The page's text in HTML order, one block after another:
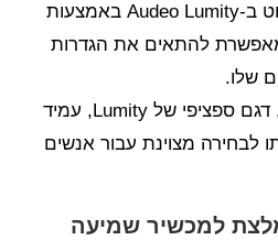
בקרת אפליקציה: ניתן לשלוט ב-Audeo Lumity באמצעות
להתאים את הגדרות
שלו.
עמידות במים: Audeo Life, דגם ספציפי של Lumity, עמיד
לבחירה מצוינת עבור אנשים
למכשיר שמיעה